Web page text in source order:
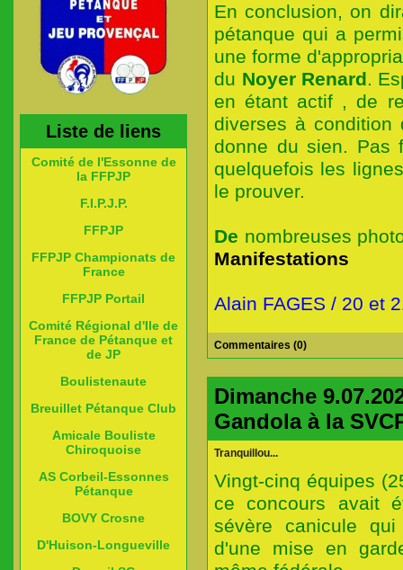
Liste de liens
Comité de l'Essonne de
la FFPJP
F.I.P.J.P.
FFPJP
FFPJP Championats de
France
FFPJP Portail
Comité Régional d'Ile de
France de Pétanque et
de JP
Boulistenaute
Breuillet Pétanque Club
Amicale Bouliste
Chiroquoise
AS Corbeil-Essonnes
Pétanque
BOVY Crosne
D'Huison-Longueville
En conclusion, on
pétanque qui a
une forme
du Noyer Renard.
en étant actif , de
diverses à
donne du sien. Pas
quelquefois les
le prouver.
De nombreuses
Manifestations
Alain FAGES / 20 et
Commentaires (0)
Dimanche
Gandola à la
Tranquillou...
Vingt-cinq équipes
ce concours avait
sévère canicule
d'une mise en